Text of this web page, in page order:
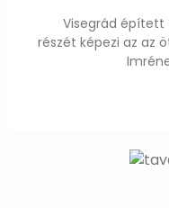
Visegrád épített
részét képezi az az